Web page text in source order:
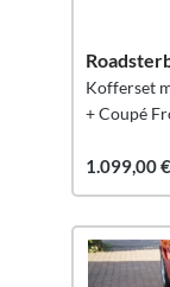
Kofferset
+ Coupé
1.099,00 €